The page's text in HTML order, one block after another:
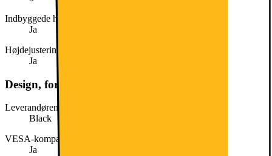
Indbyggede højttalere
Ja
Højdejustering
Ja
Design, form og placering
Leverandørens farve
Black
VESA-kompatibel
Ja